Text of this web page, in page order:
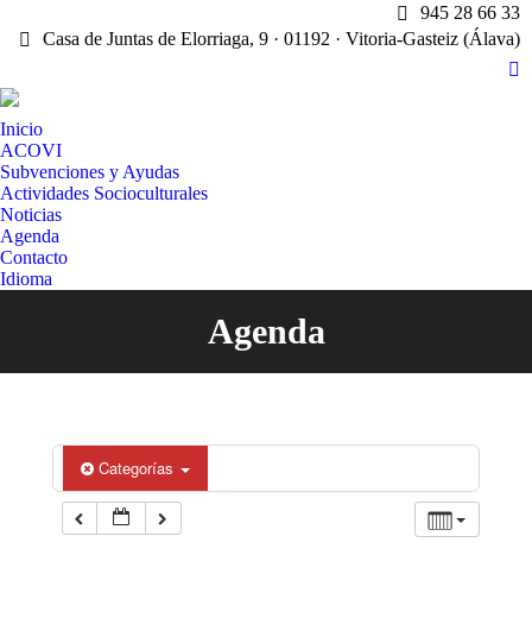
945 28 66 33
Casa de Juntas de Elorriaga, 9 · 01192 · Vitoria-Gasteiz (Álava)
X
Inicio
ACOVI
Subvenciones y Ayudas
Actividades Socioculturales
Noticias
Agenda
Contacto
Idioma
Agenda
Estás aquí:
Categorías